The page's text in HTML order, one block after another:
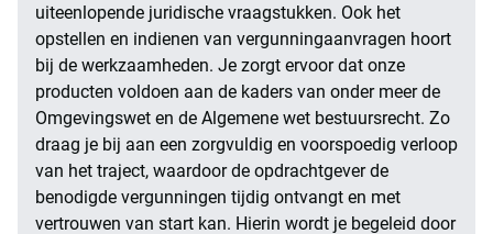
uiteenlopende juridische vraagstukken. Ook het
opstellen en indienen van vergunningaanvragen hoort
bij de werkzaamheden. Je zorgt ervoor dat onze
producten voldoen aan de kaders van onder meer de
Omgevingswet en de Algemene wet bestuursrecht. Zo
draag je bij aan een zorgvuldig en voorspoedig verloop
van het traject, waardoor de opdrachtgever de
benodigde vergunningen tijdig ontvangt en met
vertrouwen van start kan. Hierin wordt je begeleid door